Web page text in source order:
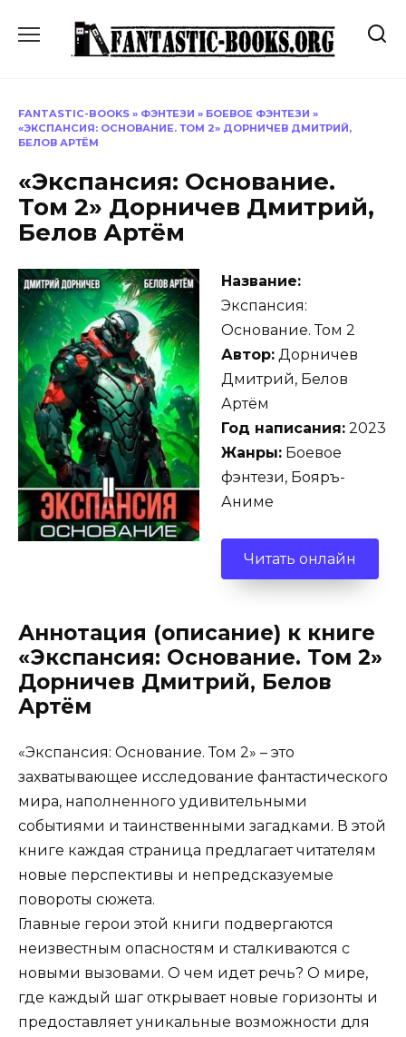
содержанию
FANTASTIC-BOOKS » ФЭНТЕЗИ » БОЕВОЕ ФЭНТЕЗИ »
«ЭКСПАНСИЯ: ОСНОВАНИЕ. ТОМ 2» ДОРНИЧЕВ ДМИТРИЙ,
БЕЛОВ АРТЁМ
«Экспансия: Основание.
Том 2» Дорничев Дмитрий,
Белов Артём
Название:
Экспансия:
Основание. Том 2
Автор: Дорничев
Дмитрий, Белов
Артём
Год написания: 2023
Жанры: Боевое
фэнтези, Бояръ-
Аниме
Читать онлайн
Аннотация (описание) к книге
«Экспансия: Основание. Том 2»
Дорничев Дмитрий, Белов
Артём
«Экспансия: Основание. Том 2» – это
захватывающее исследование фантастического
мира, наполненного удивительными
событиями и таинственными загадками. В этой
книге каждая страница предлагает читателям
новые перспективы и непредсказуемые
повороты сюжета.
Главные герои этой книги подвергаются
неизвестным опасностям и сталкиваются с
новыми вызовами. О чем идет речь? О мире,
где каждый шаг открывает новые горизонты и
предоставляет уникальные возможности для